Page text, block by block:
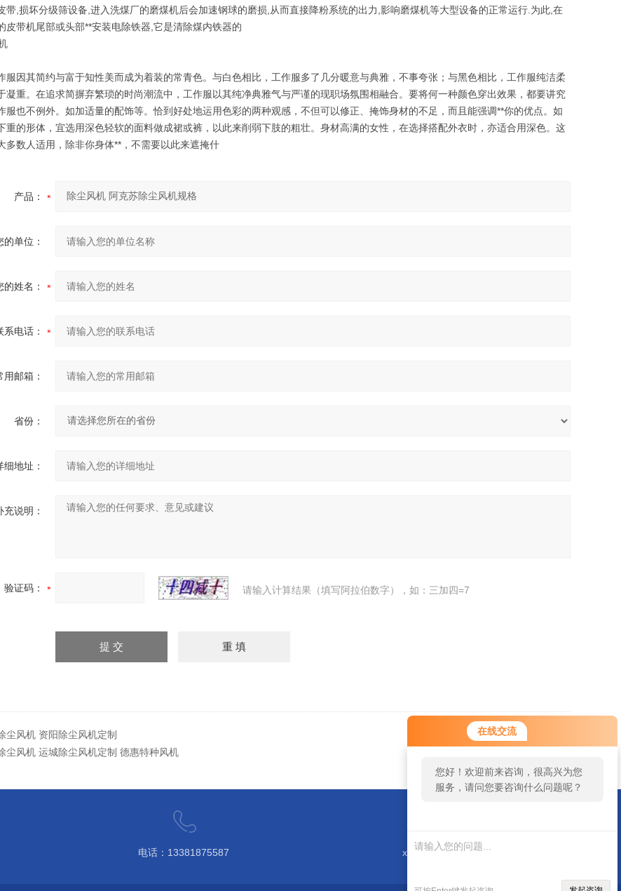
在线交流
您好！欢迎前来咨询，很高兴为您
服务，请问您要咨询什么问题呢？
您好，看您停留很久了，是否找到
了需求产品，您可以直接在线与我
带,损坏分级筛设备,进入洗煤厂的磨煤机后会加速钢球的磨损,从而直接降粉系统的出力,影响磨煤机等大型设备的正常运行.为此,在
皮带机尾部或头部**安装电除铁器,它是清除煤内铁器的
服因其简约与富于知性美而成为着装的常青色。与白色相比，工作服多了几分暖意与典雅，不事夸张；与黑色相比，工作服纯洁柔
凝重。在追求简摒弃繁琐的时尚潮流中，工作服以其纯净典雅气与严谨的现职场氛围相融合。要将何一种颜色穿出效果，都要讲究
服也不例外。如加适量的配饰等。恰到好处地运用色彩的两种观感，不但可以修正、掩饰身材的不足，而且能强调**你的优点。如
重的形体，宜选用深色轻软的面料做成裙或裤，以此来削弱下肢的粗壮。身材高满的女性，在选择搭配外衣时，亦适合用深色。这
多数人适用，除非你身体**，不需要以此来遮掩什
产品：
的单位：
的姓名：
系电话：
用邮箱：
省份：
细地址：
充说明：
验证码： 请输入计算结果（填写阿拉伯数字），如：三加四=7
尘风机 资阳除尘风机定制
尘风机 运城除尘风机定制 德惠特种风机
电话：13381875587 xieliqiang88@163.com